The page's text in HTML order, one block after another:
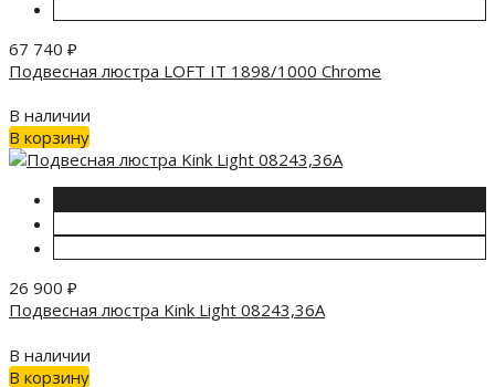
67 740 ₽
Подвесная люстра LOFT IT 1898/1000 Chrome
В наличии
В корзину
26 900 ₽
Подвесная люстра Kink Light 08243,36A
В наличии
В корзину